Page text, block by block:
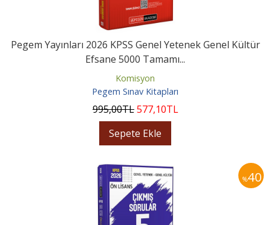
Pegem Yayınları 2026 KPSS Genel Yetenek Genel Kültür
Efsane 5000 Tamamı...
Komisyon
Pegem Sınav Kitapları
995,00TL577,10TL
Sepete Ekle
%40